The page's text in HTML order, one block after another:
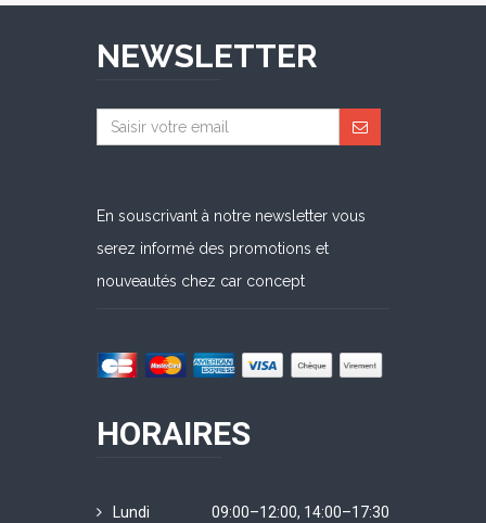
NEWSLETTER
En souscrivant à notre newsletter vous
serez informé des promotions et
nouveautés chez car concept
HORAIRES
Lundi 09:00–12:00, 14:00–17:30